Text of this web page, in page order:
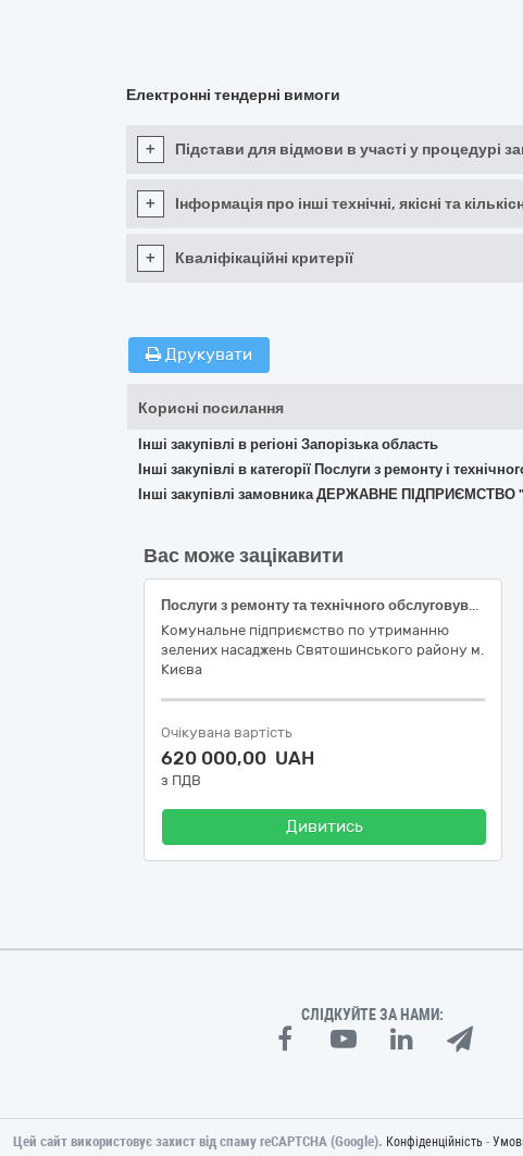
Електронні тендерні вимоги
+ Підстави для відмови в участі у процедурі
+ Інформація про інші технічні, якісні та
+ Кваліфікаційні критерії
Друкувати
Корисні посилання
Інші закупівлі в регіоні Запорізька область
Інші закупівлі в категорії Послуги з ремонту і
Інші закупівлі замовника ДЕРЖАВНЕ
Вас може зацікавити
Послуги з ремонту та технічного обслуговування транспортних засобів
Комунальне підприємство по утриманню
зелених насаджень Святошинського району м.
Києва
Очікувана вартість
620 000,00 UAH
з ПДВ
Дивитись
СЛІДКУЙТЕ ЗА НАМИ:
Цей сайт використовує захист від спаму reCAPTCHA (Google). Конфіденційність -